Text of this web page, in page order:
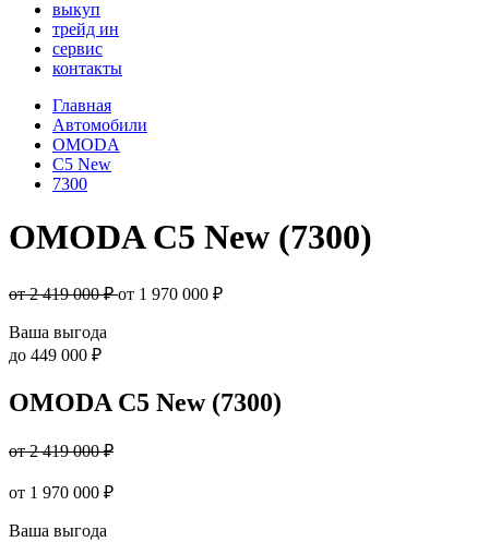
выкуп
трейд ин
сервис
контакты
Главная
Автомобили
OMODA
C5 New
7300
OMODA C5 New (7300)
от 2 419 000 ₽от 1 970 000 ₽
Ваша выгода
до 449 000 ₽
OMODA C5 New (7300)
от 2 419 000 ₽
от 1 970 000 ₽
Ваша выгода